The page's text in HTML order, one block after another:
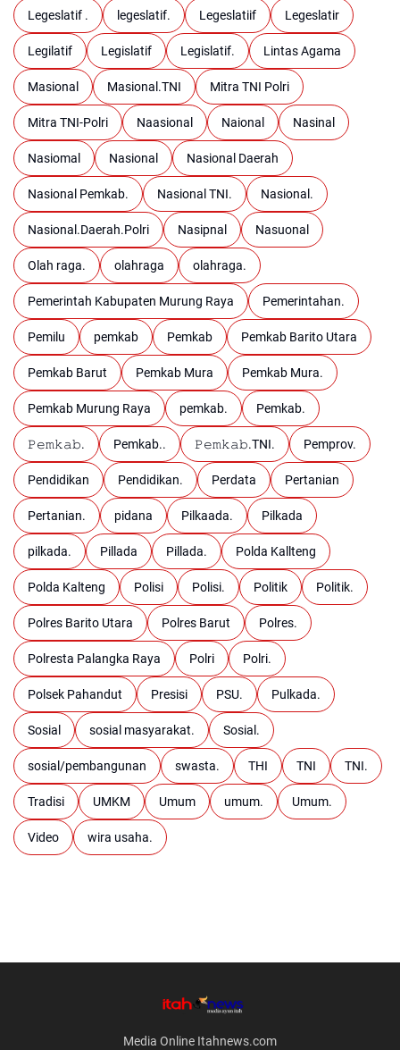
Legeslatif . legeslatif. Legeslatiif Legeslatir
Legilatif Legislatif Legislatif. Lintas Agama
Masional Masional.TNI Mitra TNI Polri
Mitra TNI-Polri Naasional Naional Nasinal
Nasiomal Nasional Nasional Daerah
Nasional Pemkab. Nasional TNI. Nasional.
Nasional.Daerah.Polri Nasipnal Nasuonal
Olah raga. olahraga olahraga.
Pemerintah Kabupaten Murung Raya Pemerintahan.
Pemilu pemkab Pemkab Pemkab Barito Utara
Pemkab Barut Pemkab Mura Pemkab Mura.
Pemkab Murung Raya pemkab. Pemkab.
𝙿𝚎𝚖𝚔𝚊𝚋. Pemkab.. 𝙿𝚎𝚖𝚔𝚊𝚋.TNI. Pemprov.
Pendidikan Pendidikan. Perdata Pertanian
Pertanian. pidana Pilkaada. Pilkada
pilkada. Pillada Pillada. Polda Kallteng
Polda Kalteng Polisi Polisi. Politik Politik.
Polres Barito Utara Polres Barut Polres.
Polresta Palangka Raya Polri Polri.
Polsek Pahandut Presisi PSU. Pulkada.
Sosial sosial masyarakat. Sosial.
sosial/pembangunan swasta. THI TNI TNI.
Tradisi UMKM Umum umum. Umum.
Video wira usaha.
Media Online Itahnews.com